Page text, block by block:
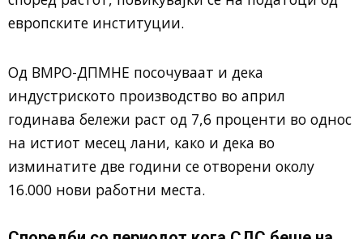
европските институции.
Од ВМРО-ДПМНЕ посочуваат и дека
индустриското производство во април
годинава бележи раст од 7,6 проценти во однос
на истиот месец лани, како и дека во
изминатите две години се отворени околу
16.000 нови работни места.